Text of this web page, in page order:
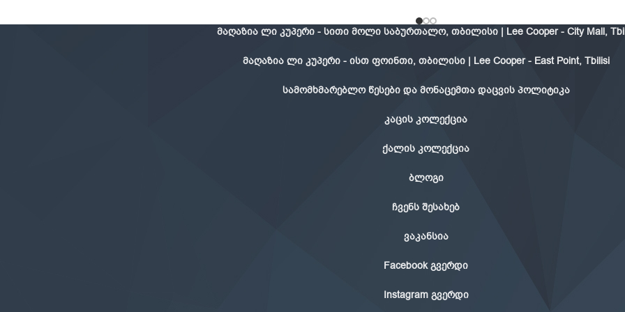
მაღაზია ლი კუპერი - სითი მოლი საბურთალო, თბილისი | Lee Cooper - City Mall,
მაღაზია ლი კუპერი - ისთ ფოინთი, თბილისი | Lee Cooper - East Point, Tbilisi
სამომხმარებლო წესები და მონაცემთა დაცვის პოლიტიკა
კაცის კოლექცია
ქალის კოლექცია
ბლოგი
ჩვენს შესახებ
ვაკანსია
Facebook გვერდი
Instagram გვერდი